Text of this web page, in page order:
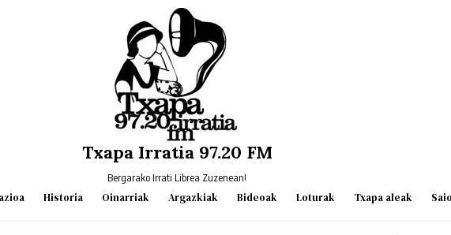
Txapa Irratia 97.20 FM
Bergarako Irrati Librea Zuzenean!
Historia Oinarriak Argazkiak Bideoak Loturak Txapa aleak